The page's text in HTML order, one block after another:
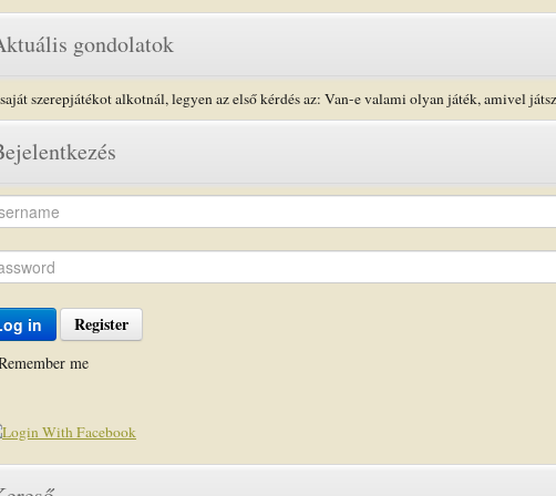
gondolatok
szerepjátékot alkotnál, legyen az első kérdés az: Van-e valami olyan játék, amivel
in Register
me